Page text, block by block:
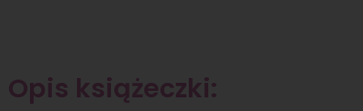
Opis książeczki: